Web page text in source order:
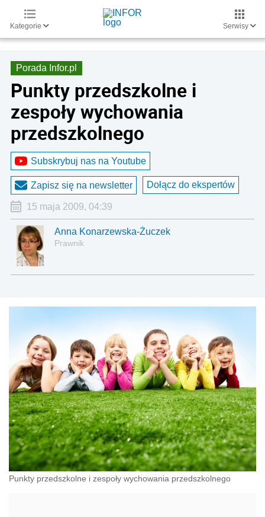
Kategorie Serwisy
Porada Infor.pl
Punkty przedszkolne i
zespoły wychowania
przedszkolnego
Subskrybuj nas na Youtube
Zapisz się na newsletter Dołącz do ekspertów
15 maja 2009, 04:39
Anna Konarzewska-Żuczek
Prawnik
Punkty przedszkolne i zespoły wychowania przedszkolnego